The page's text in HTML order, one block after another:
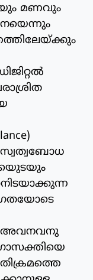
മണവും
സ്വത്വബോധ
അവനവനു